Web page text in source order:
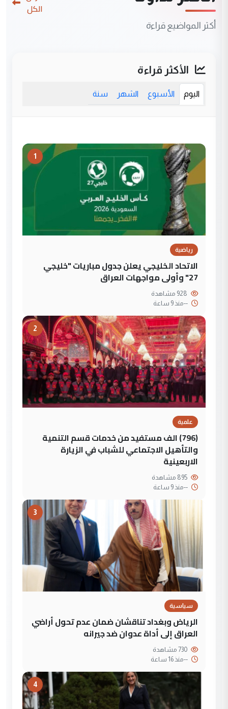
أكثر المواضيع قراءة
الكل
الأكثر قراءة
اليوم الأسبوع الشهر سنة
1
رياضية
الاتحاد الخليجي يعلن جدول مباريات "خليجي
27" وأولى مواجهات العراق
--منذ 9 ساعة
2
علمية
(796) الف مستفيد من خدمات قسم التنمية
والتأهيل الاجتماعي للشباب في الزيارة
الاربعينية
--منذ 9 ساعة
3
سياسية
الرياض وبغداد تناقشان ضمان عدم تحول أراضي
العراق إلى أداة عدوان ضد جيرانه
--منذ 16 ساعة
4